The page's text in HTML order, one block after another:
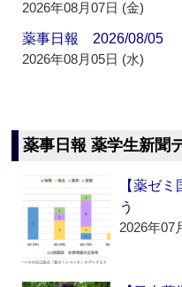
2026年08月07日 (金)
薬事日報 2026/08/05
2026年08月05日 (水)
薬事日報 薬学生新聞
【薬ゼ
う
2026年07